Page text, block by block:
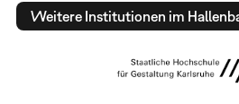
Weitere Institutionen im